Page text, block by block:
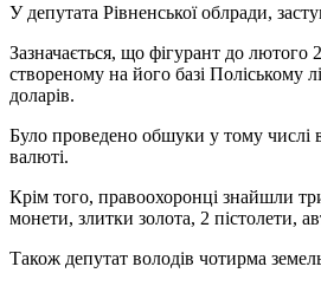
У депутата Рівненської облради,
Зазначається, що фігурант до лютого
створеному на його базі Поліському
доларів.
Було проведено обшуки у тому числі
валюті.
Крім того, правоохоронці знайшли
монети, злитки золота, 2 пістолети,
Також депутат володів чотирма